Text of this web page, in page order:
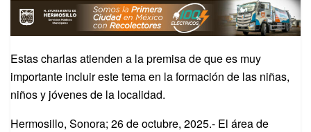
Estas charlas atienden a la premisa de que es muy
importante incluir este tema en la formación de las niñas,
niños y jóvenes de la localidad.
Hermosillo, Sonora; 26 de octubre, 2025.- El área de